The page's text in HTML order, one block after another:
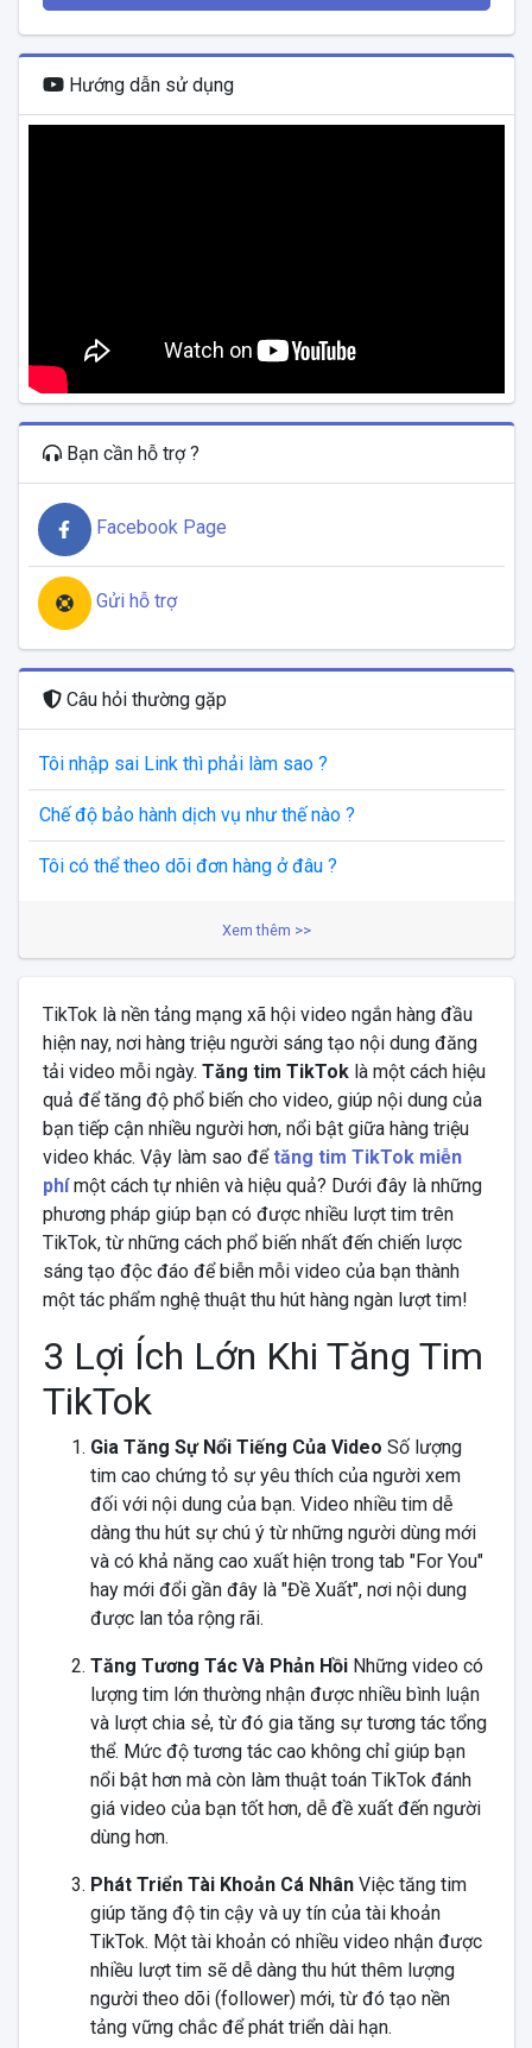
Hướng dẫn sử dụng
Bạn cần hỗ trợ ?
Facebook Page
Gửi hỗ trợ
Câu hỏi thường gặp
Tôi nhập sai Link thì phải làm sao ?
Chế độ bảo hành dịch vụ như thế nào ?
Tôi có thể theo dõi đơn hàng ở đâu ?
Xem thêm >>
TikTok là nền tảng mạng xã hội video ngắn hàng đầu
hiện nay, nơi hàng triệu người sáng tạo nội dung đăng
tải video mỗi ngày. Tăng tim TikToklà một cách hiệu
quả để tăng độ phổ biến cho video, giúp nội dung của
bạn tiếp cận nhiều người hơn, nổi bật giữa hàng triệu
video khác. Vậy làm sao đểtăng tim TikTok miễn
phímột cách tự nhiên và hiệu quả? Dưới đây là những
phương pháp giúp bạn có được nhiều lượt tim trên
TikTok, từ những cách phổ biến nhất đến chiến lược
sáng tạo độc đáo để biễn mỗi video của bạn thành
một tác phẩm nghệ thuật thu hút hàng ngàn lượt tim!
3 Lợi Ích Lớn Khi Tăng Tim
TikTok
Gia Tăng Sự Nổi Tiếng Của Video Số lượng
tim cao chứng tỏ sự yêu thích của người xem
đối với nội dung của bạn. Video nhiều tim dễ
dàng thu hút sự chú ý từ những người dùng mới
và có khả năng cao xuất hiện trong tab "For You"
hay mới đổi gần đây là "Đề Xuất", nơi nội dung
được lan tỏa rộng rãi.
Tăng Tương Tác Và Phản HồiNhững video có
lượng tim lớn thường nhận được nhiều bình luận
và lượt chia sẻ, từ đó gia tăng sự tương tác tổng
thể. Mức độ tương tác cao không chỉ giúp bạn
nổi bật hơn mà còn làm thuật toán TikTok đánh
giá video của bạn tốt hơn, dễ đề xuất đến người
dùng hơn.
Phát Triển Tài Khoản Cá NhânViệc tăng tim
giúp tăng độ tin cậy và uy tín của tài khoản
TikTok. Một tài khoản có nhiều video nhận được
nhiều lượt tim sẽ dễ dàng thu hút thêm lượng
người theo dõi (follower) mới, từ đó tạo nền
tảng vững chắc để phát triển dài hạn.